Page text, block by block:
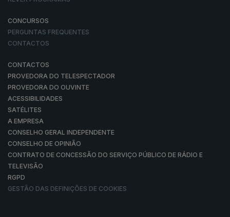
CONCURSOS
PERGUNTAS FREQUENTES
CONTACTOS
CONTACTOS
PROVEDORA DO TELESPECTADOR
PROVEDORA DO OUVINTE
ACESSIBILIDADES
SATÉLITES
A EMPRESA
CONSELHO GERAL INDEPENDENTE
CONSELHO DE OPINIÃO
CONTRATO DE CONCESSÃO DO SERVIÇO PÚBLICO DE RÁDIO E
TELEVISÃO
RGPD
GESTÃO DAS DEFINIÇÕES DE COOKIES